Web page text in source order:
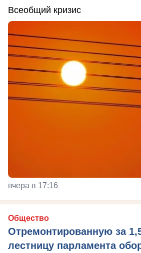
Всеобщий кризис
вчера в 17:16
Общество
Отремонтированную за
лестницу парламента